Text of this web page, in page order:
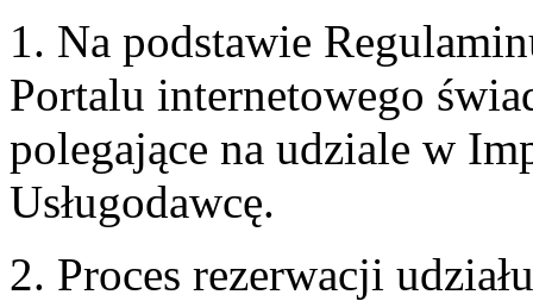
1. Na podstawie
Portalu internetowego
polegające na udziale w
Usługodawcę.
2. Proces rezerwacji